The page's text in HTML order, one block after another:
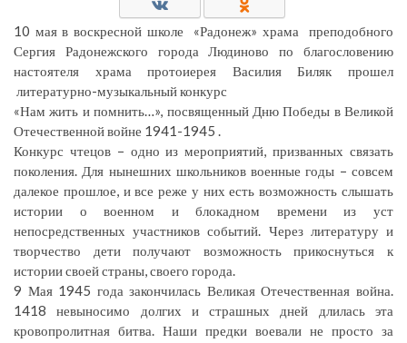
10 мая в воскресной школе «Радонеж» храма преподобного
Сергия Радонежского города Людиново по благословению
настоятеля храма протоиерея Василия Биляк прошел
литературно-музыкальный конкурс
«Нам жить и помнить…», посвященный Дню Победы в Великой
Отечественной войне 1941-1945 .
Конкурс чтецов – одно из мероприятий, призванных связать
поколения. Для нынешних школьников военные годы – совсем
далекое прошлое, и все реже у них есть возможность слышать
истории о военном и блокадном времени из уст
непосредственных участников событий. Через литературу и
творчество дети получают возможность прикоснуться к
истории своей страны, своего города.
9 Мая 1945 года закончилась Великая Отечественная война.
1418 невыносимо долгих и страшных дней длилась эта
кровопролитная битва. Наши предки воевали не просто за